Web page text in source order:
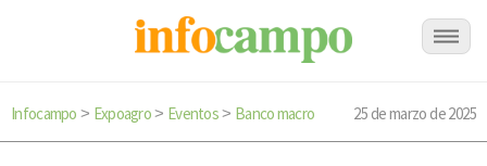
Infocampo > Expoagro> Eventos> Banco macro 25 de marzo de 2025